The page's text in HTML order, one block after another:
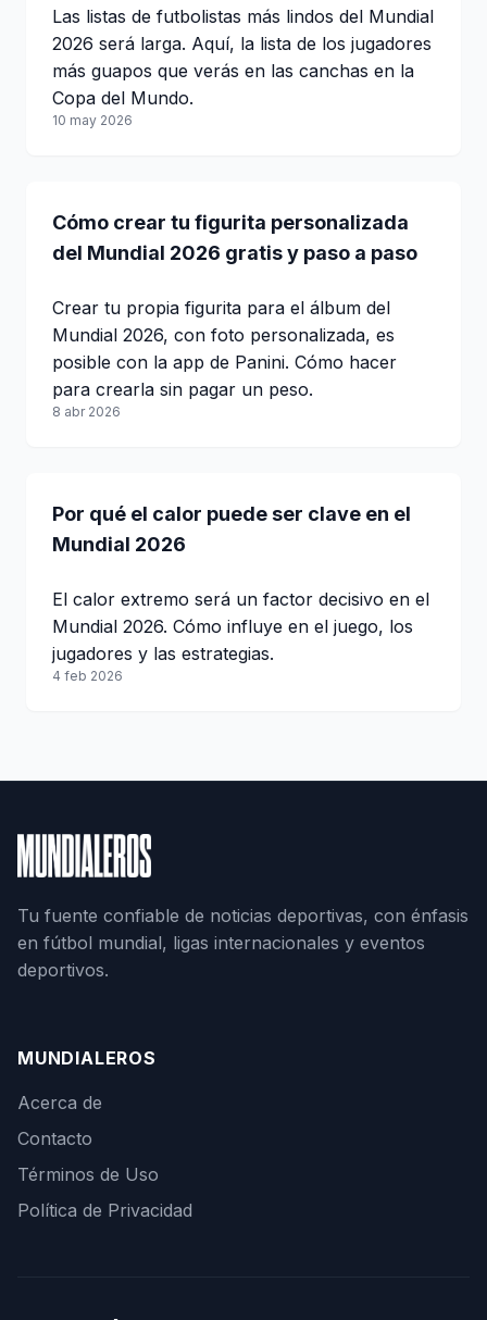
Las listas de futbolistas más lindos del Mundial
2026 será larga. Aquí, la lista de los jugadores
más guapos que verás en las canchas en la
Copa del Mundo.
10 may 2026
Cómo crear tu figurita personalizada
del Mundial 2026 gratis y paso a paso
Crear tu propia figurita para el álbum del
Mundial 2026, con foto personalizada, es
posible con la app de Panini. Cómo hacer
para crearla sin pagar un peso.
8 abr 2026
Por qué el calor puede ser clave en el
Mundial 2026
El calor extremo será un factor decisivo en el
Mundial 2026. Cómo influye en el juego, los
jugadores y las estrategias.
4 feb 2026
Tu fuente confiable de noticias deportivas, con énfasis
en fútbol mundial, ligas internacionales y eventos
deportivos.
MUNDIALEROS
Acerca de
Contacto
Términos de Uso
Política de Privacidad